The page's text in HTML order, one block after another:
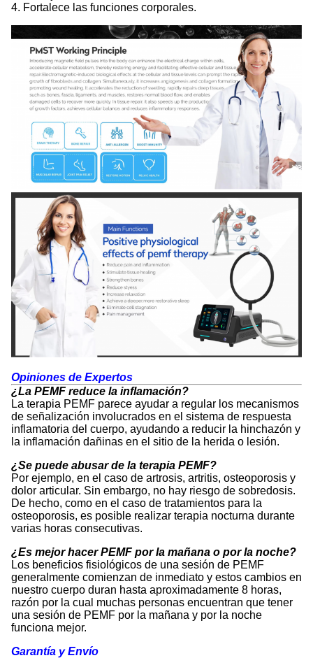
4. Fortalece las funciones corporales.
Opiniones de Expertos
¿La PEMF reduce la inflamación?
La terapia PEMF parece ayudar a regular los mecanismos
de señalización involucrados en el sistema de respuesta
inflamatoria del cuerpo, ayudando a reducir la hinchazón y
la inflamación dañinas en el sitio de la herida o lesión.
¿Se puede abusar de la terapia PEMF?
Por ejemplo, en el caso de artrosis, artritis, osteoporosis y
dolor articular. Sin embargo, no hay riesgo de sobredosis.
De hecho, como en el caso de tratamientos para la
osteoporosis, es posible realizar terapia nocturna durante
varias horas consecutivas.
¿Es mejor hacer PEMF por la mañana o por la noche?
Los beneficios fisiológicos de una sesión de PEMF
generalmente comienzan de inmediato y estos cambios en
nuestro cuerpo duran hasta aproximadamente 8 horas,
razón por la cual muchas personas encuentran que tener
una sesión de PEMF por la mañana y por la noche
funciona mejor.
Garantía y Envío